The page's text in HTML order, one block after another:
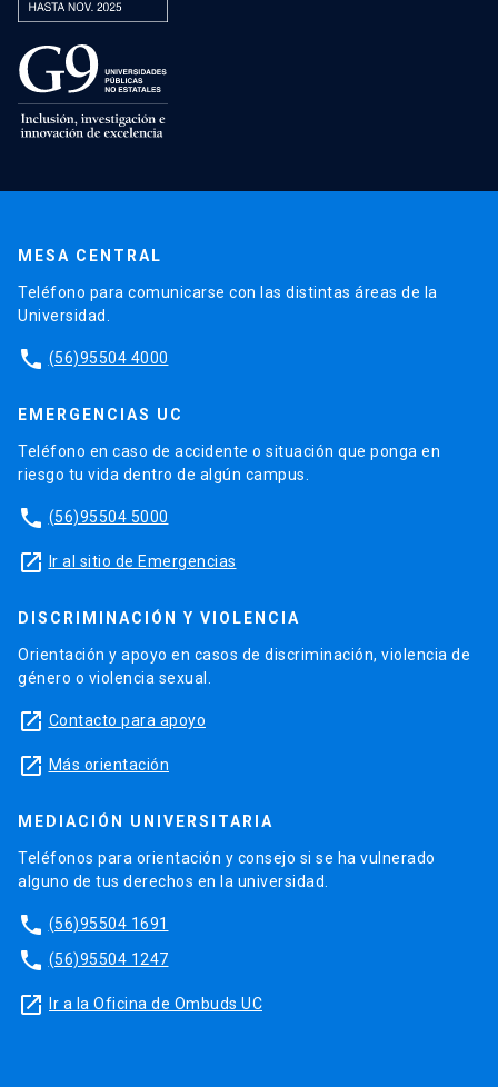
MESA CENTRAL
Teléfono para comunicarse con las distintas áreas de la
Universidad.
phone (56)95504 4000
EMERGENCIAS UC
Teléfono en caso de accidente o situación que ponga en
riesgo tu vida dentro de algún campus.
phone (56)95504 5000
launch Ir al sitio de Emergencias
DISCRIMINACIÓN Y VIOLENCIA
Orientación y apoyo en casos de discriminación, violencia de
género o violencia sexual.
launch Contacto para apoyo
launch Más orientación
MEDIACIÓN UNIVERSITARIA
Teléfonos para orientación y consejo si se ha vulnerado
alguno de tus derechos en la universidad.
phone (56)95504 1691
phone (56)95504 1247
launch Ir a la Oficina de Ombuds UC